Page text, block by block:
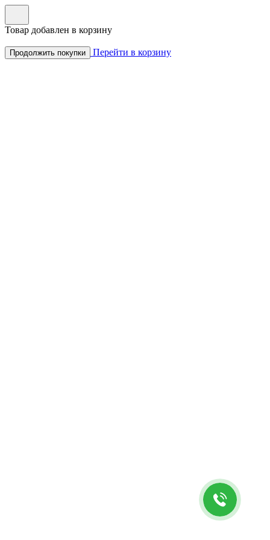
Товар добавлен в корзину
Продолжить покупки Перейти в корзину